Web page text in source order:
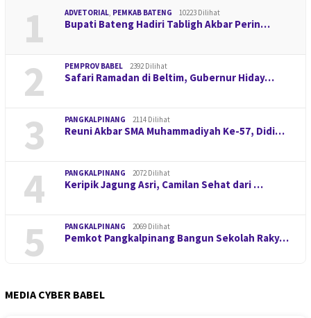
1 ADVETORIAL PEMKAB BATENG 10223 Dilihat
Bupati Bateng Hadiri Tabligh Akbar Perin…
2 PEMPROV BABEL 2392 Dilihat
Safari Ramadan di Beltim, Gubernur Hiday…
3 PANGKALPINANG 2114 Dilihat
Reuni Akbar SMA Muhammadiyah Ke-57, Didi…
4 PANGKALPINANG 2072 Dilihat
Keripik Jagung Asri, Camilan Sehat dari …
5 PANGKALPINANG 2069 Dilihat
Pemkot Pangkalpinang Bangun Sekolah Raky…
MEDIA CYBER BABEL